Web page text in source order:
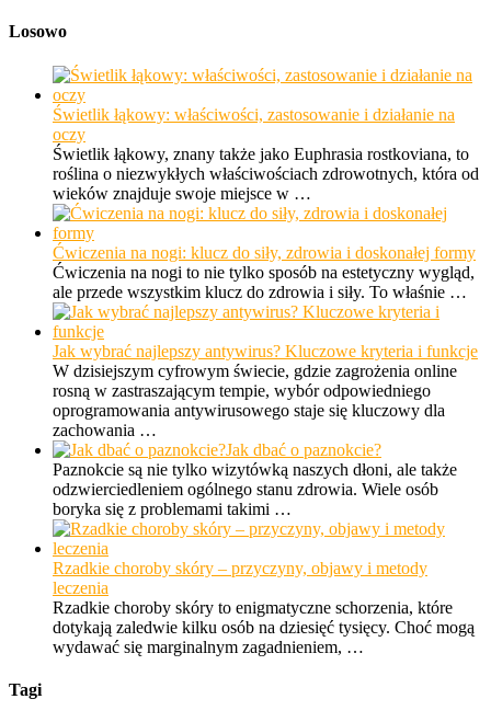
Losowo
Świetlik łąkowy: właściwości, zastosowanie i działanie na
oczy
Świetlik łąkowy, znany także jako Euphrasia rostkoviana, to
roślina o niezwykłych właściwościach zdrowotnych, która od
wieków znajduje swoje miejsce w …
Ćwiczenia na nogi: klucz do siły, zdrowia i doskonałej formy
Ćwiczenia na nogi to nie tylko sposób na estetyczny wygląd,
ale przede wszystkim klucz do zdrowia i siły. To właśnie …
Jak wybrać najlepszy antywirus? Kluczowe kryteria i funkcje
W dzisiejszym cyfrowym świecie, gdzie zagrożenia online
rosną w zastraszającym tempie, wybór odpowiedniego
oprogramowania antywirusowego staje się kluczowy dla
zachowania …
Jak dbać o paznokcie?
Paznokcie są nie tylko wizytówką naszych dłoni, ale także
odzwierciedleniem ogólnego stanu zdrowia. Wiele osób
boryka się z problemami takimi …
Rzadkie choroby skóry – przyczyny, objawy i metody
leczenia
Rzadkie choroby skóry to enigmatyczne schorzenia, które
dotykają zaledwie kilku osób na dziesięć tysięcy. Choć mogą
wydawać się marginalnym zagadnieniem, …
Tagi